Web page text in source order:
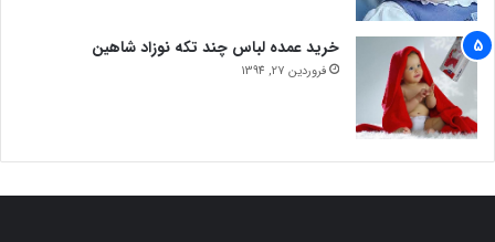
خرید عمده لباس چند تکه نوزاد شاهین
فروردین 27, 1394